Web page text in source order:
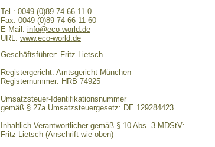
Tel.: 0049 (0)89 74 66 11-0
Fax: 0049 (0)89 74 66 11-60
E-Mail: info@eco-world.de
URL: www.eco-world.de
Geschäftsführer: Fritz Lietsch
Registergericht: Amtsgericht München
Registernummer: HRB 74925
Umsatzsteuer-Identifikationsnummer
gemäß § 27a Umsatzsteuergesetz: DE 129284423
Inhaltlich Verantwortlicher gemäß § 10 Abs. 3 MDStV:
Fritz Lietsch (Anschrift wie oben)